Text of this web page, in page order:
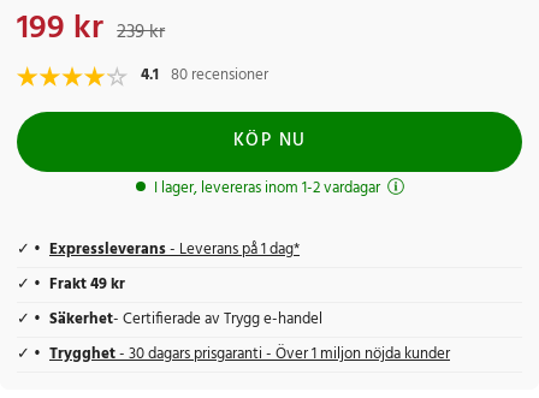
Nuvarande pris
199 kr 239 kr
4.1 80 recensioner
KÖP NU
I lager, levereras inom 1-2 vardagar
Expressleverans- Leverans på 1 dag*
Frakt 49 kr
Säkerhet- Certifierade av Trygg e-handel
Trygghet- 30 dagars prisgaranti - Över 1 miljon nöjda kunder